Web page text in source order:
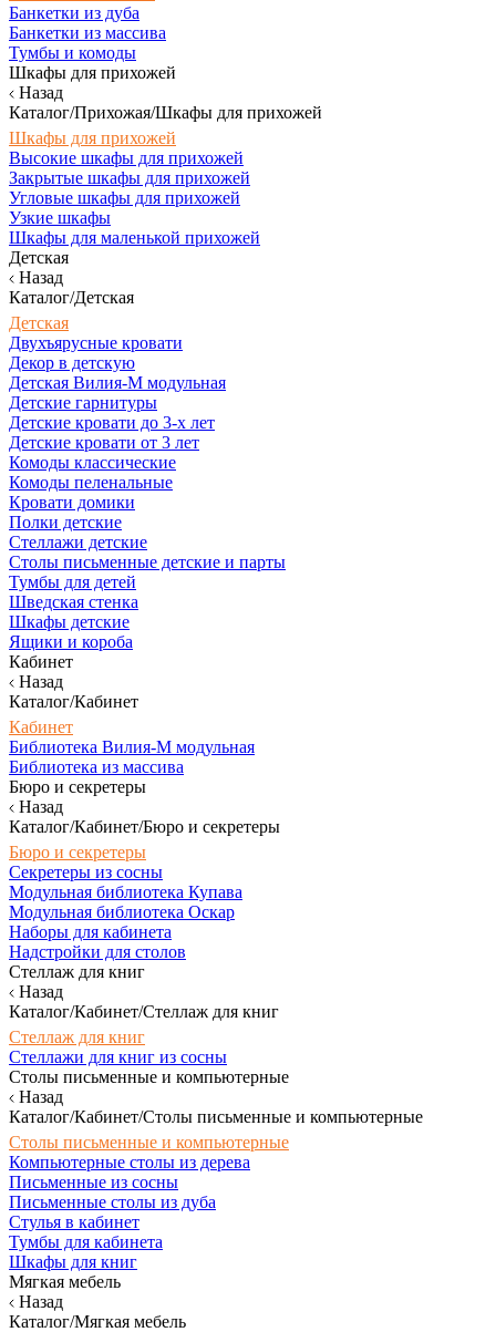
Банкетки из дуба
Банкетки из массива
Тумбы и комоды
Шкафы для прихожей
Назад
Каталог/Прихожая/Шкафы для прихожей
Шкафы для прихожей
Высокие шкафы для прихожей
Закрытые шкафы для прихожей
Угловые шкафы для прихожей
Узкие шкафы
Шкафы для маленькой прихожей
Детская
Назад
Каталог/Детская
Детская
Двухъярусные кровати
Декор в детскую
Детская Вилия-М модульная
Детские гарнитуры
Детские кровати до 3-х лет
Детские кровати от 3 лет
Комоды классические
Комоды пеленальные
Кровати домики
Полки детские
Стеллажи детские
Столы письменные детские и парты
Тумбы для детей
Шведская стенка
Шкафы детские
Ящики и короба
Кабинет
Назад
Каталог/Кабинет
Кабинет
Библиотека Вилия-М модульная
Библиотека из массива
Бюро и секретеры
Назад
Каталог/Кабинет/Бюро и секретеры
Бюро и секретеры
Секретеры из сосны
Модульная библиотека Купава
Модульная библиотека Оскар
Наборы для кабинета
Надстройки для столов
Стеллаж для книг
Назад
Каталог/Кабинет/Стеллаж для книг
Стеллаж для книг
Стеллажи для книг из сосны
Столы письменные и компьютерные
Назад
Каталог/Кабинет/Столы письменные и компьютерные
Столы письменные и компьютерные
Компьютерные столы из дерева
Письменные из сосны
Письменные столы из дуба
Стулья в кабинет
Тумбы для кабинета
Шкафы для книг
Мягкая мебель
Назад
Каталог/Мягкая мебель